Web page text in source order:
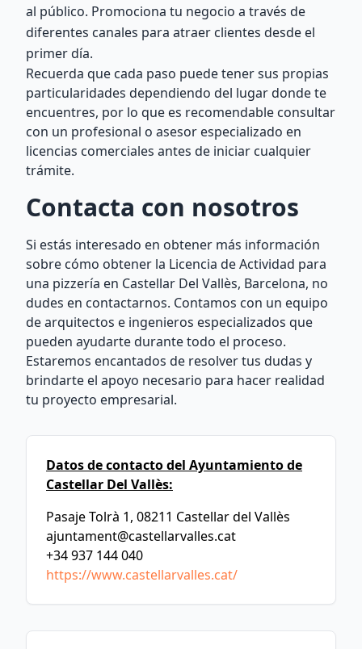
al público. Promociona tu negocio a través de
diferentes canales para atraer clientes desde el
primer día.
Recuerda que cada paso puede tener sus propias
particularidades dependiendo del lugar donde te
encuentres, por lo que es recomendable consultar
con un profesional o asesor especializado en
licencias comerciales antes de iniciar cualquier
trámite.
Contacta con nosotros
Si estás interesado en obtener más información
sobre cómo obtener la Licencia de Actividad para
una pizzería en Castellar Del Vallès, Barcelona, no
dudes en contactarnos. Contamos con un equipo
de arquitectos e ingenieros especializados que
pueden ayudarte durante todo el proceso.
Estaremos encantados de resolver tus dudas y
brindarte el apoyo necesario para hacer realidad
tu proyecto empresarial.
Datos de contacto del Ayuntamiento de
Castellar Del Vallès:
Pasaje Tolrà 1, 08211 Castellar del Vallès
ajuntament@castellarvalles.cat
+34 937 144 040
https://www.castellarvalles.cat/